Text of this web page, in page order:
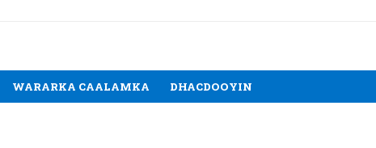
WARARKA CAALAMKA DHACDOOYIN